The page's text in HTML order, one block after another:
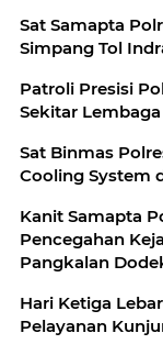
Sat Samapta
Simpang Tol
Patroli Presisi
Sekitar
Sat Binmas
Cooling System
Kanit Samapta
Pencegahan
Pangkalan
Hari Ketiga
Pelayanan